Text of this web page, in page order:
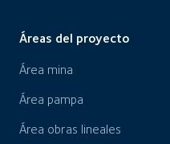
Áreas del proyecto
Área mina
Área pampa
Área obras lineales